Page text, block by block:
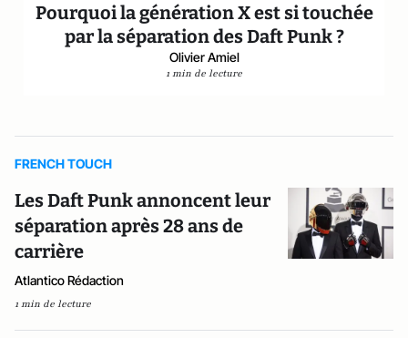
Pourquoi la génération X est si touchée
par la séparation des Daft Punk ?
Olivier Amiel
1 min de lecture
FRENCH TOUCH
Les Daft Punk annoncent leur
séparation après 28 ans de
carrière
Atlantico Rédaction
1 min de lecture